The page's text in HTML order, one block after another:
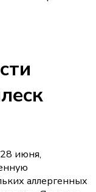
июня,
аллергенных